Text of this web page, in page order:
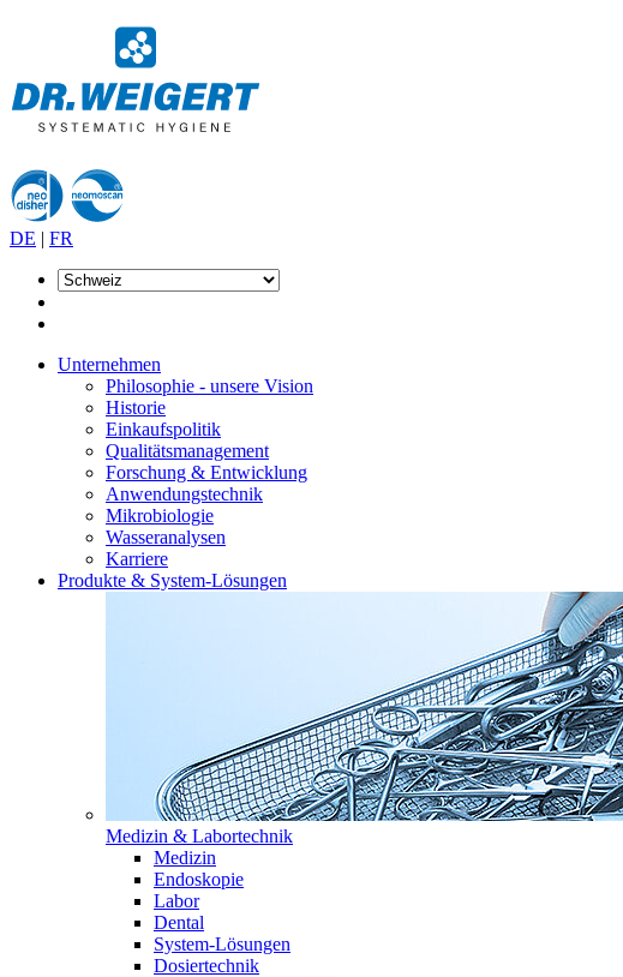
DE | FR
Unternehmen
Philosophie - unsere Vision
Historie
Einkaufspolitik
Qualitätsmanagement
Forschung & Entwicklung
Anwendungstechnik
Mikrobiologie
Wasseranalysen
Karriere
Produkte & System-Lösungen
Medizin & Labortechnik
Medizin
Endoskopie
Labor
Dental
System-Lösungen
Dosiertechnik